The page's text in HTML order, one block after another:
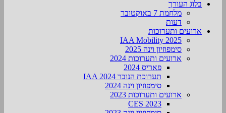
בלוג העורך
מלחמת 7 באוקטובר
דעות
ארועים ותערוכות
2025 IAA Mobility
סימפוזיון וינה 2025
ארועים ותערוכות 2024
פאריס 2024
תערוכת הנובר IAA 2024
סימפוזיון וינה 2024
ארועים ותערוכות 2023
CES 2023